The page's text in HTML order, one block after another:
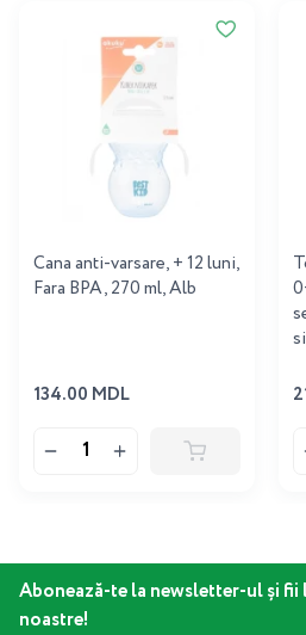
Cana anti-varsare, + 12 luni,
Fara BPA, 270 ml, Alb
134.00 MDL
Abonează-te la newsletter-ul și
noastre!